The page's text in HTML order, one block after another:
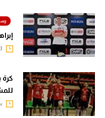
كرة